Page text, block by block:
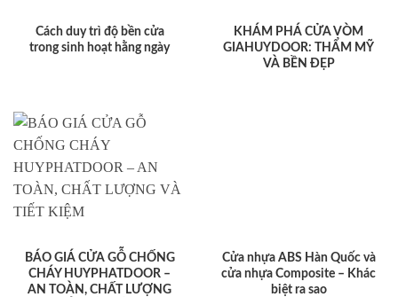
Cách duy trì độ bền cửa
trong sinh hoạt hằng ngày
KHÁM PHÁ CỬA VÒM
GIAHUYDOOR: THẨM MỸ
VÀ BỀN ĐẸP
BÁO GIÁ CỬA GỖ CHỐNG
CHÁY HUYPHATDOOR –
AN TOÀN, CHẤT LƯỢNG
Cửa nhựa ABS Hàn Quốc và
cửa nhựa Composite – Khác
biệt ra sao